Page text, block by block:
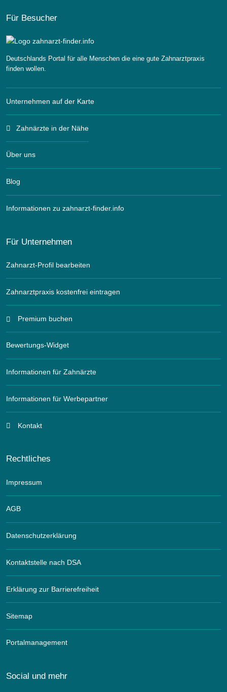
Für Besucher
Deutschlands Portal für alle Menschen die eine gute Zahnarztpraxis
finden wollen.
Unternehmen auf der Karte
Zahnärzte in der Nähe
Über uns
Blog
Informationen zu zahnarzt-finder.info
Für Unternehmen
Zahnarzt-Profil bearbeiten
Zahnarztpraxis kostenfrei eintragen
Premium buchen
Bewertungs-Widget
Informationen für Zahnärzte
Informationen für Werbepartner
Kontakt
Rechtliches
Impressum
AGB
Datenschutzerklärung
Kontaktstelle nach DSA
Erklärung zur Barrierefreiheit
Sitemap
Portalmanagement
Social und mehr